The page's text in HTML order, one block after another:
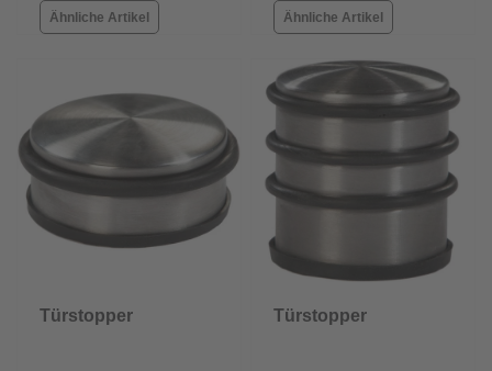
Ähnliche Artikel Ähnliche Artikel
Türstopper Türstopper